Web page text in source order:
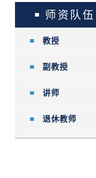
师资队伍
教授
副教授
讲师
退休教师